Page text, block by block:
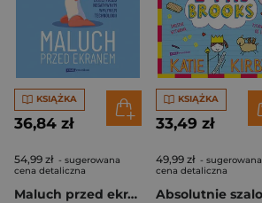
KSIĄŻKA
36,84 zł
54,99 zł - sugerowana
cena detaliczna
Maluch przed ekranem. Jak chronić dzieci przed negatywnym wpływem technologii
KSIĄŻKA
33,49 zł
49,99 zł - sugerowana
cena detaliczna